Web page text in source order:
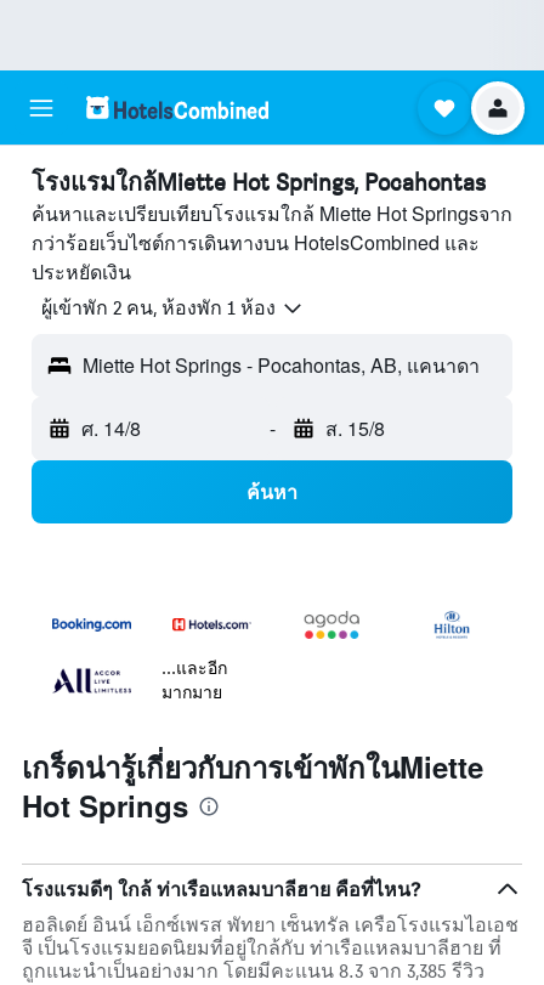
โรงแรมใกล้Miette Hot Springs, Pocahontas
ค้นหาและเปรียบเทียบโรงแรมใกล้ Miette Hot Springsจาก
กว่าร้อยเว็บไซต์การเดินทางบน HotelsCombined และ
ประหยัดเงิน
ผู้เข้าพัก 2 คน, ห้องพัก 1 ห้อง
Miette Hot Springs - Pocahontas, AB, แคนาดา
ศ. 14/8 - ส. 15/8
ค้นหา
...และอีก
มากมาย
เกร็ดน่ารู้เกี่ยวกับการเข้าพักในMiette
Hot Springs
โรงแรมดีๆ ใกล้ ท่าเรือแหลมบาลีฮาย คือที่ไหน?
ฮอลิเดย์ อินน์ เอ็กซ์เพรส พัทยา เซ็นทรัล เครือโรงแรมไอเอช
จี เป็นโรงแรมยอดนิยมที่อยู่ใกล้กับ ท่าเรือแหลมบาลีฮาย ที่
ถูกแนะนำเป็นอย่างมาก โดยมีคะแนน 8.3 จาก 3,385 รีวิว